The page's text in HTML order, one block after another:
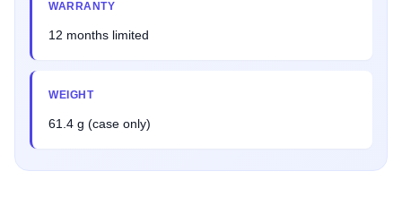
WARRANTY
12 months limited
WEIGHT
61.4 g (case only)